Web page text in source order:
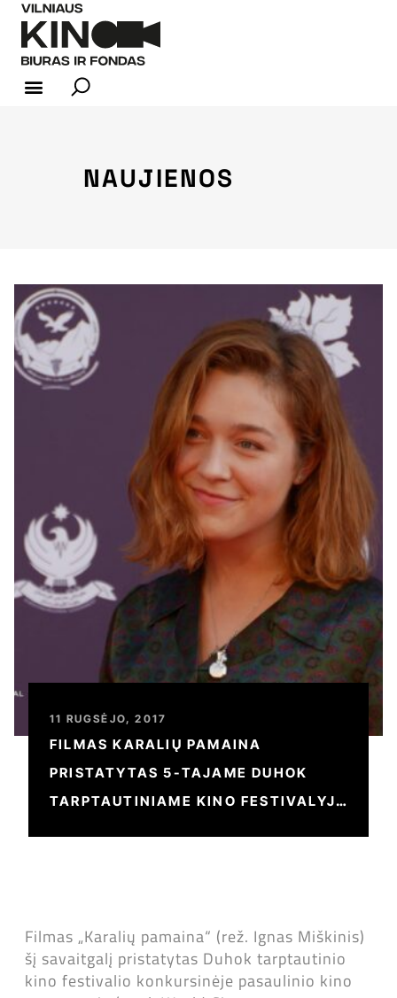
NAUJIENOS
11 RUGSĖJO, 2017
FILMAS KARALIŲ PAMAINA
PRISTATYTAS 5-TAJAME DUHOK
TARPTAUTINIAME KINO FESTIVALYJE
Filmas „Karalių pamaina“ (rež. Ignas Miškinis)
šį savaitgalį pristatytas Duhok tarptautinio
kino festivalio konkursinėje pasaulinio kino